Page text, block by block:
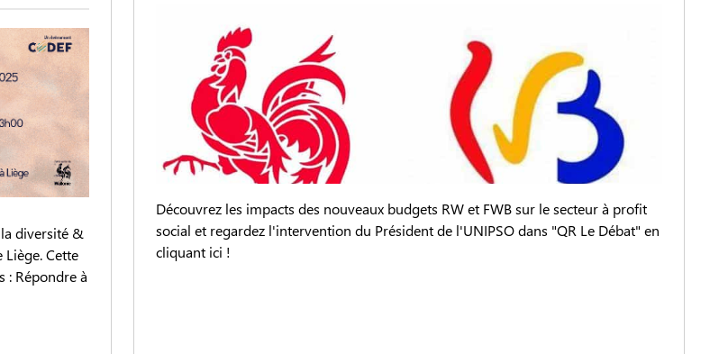
la diversité &
Cette
: Répondre à
Découvrez les impacts des nouveaux budgets RW et FWB sur le secteur à profit
social et regardez l'intervention du Président de l'UNIPSO dans "QR Le Débat" en
cliquant ici !